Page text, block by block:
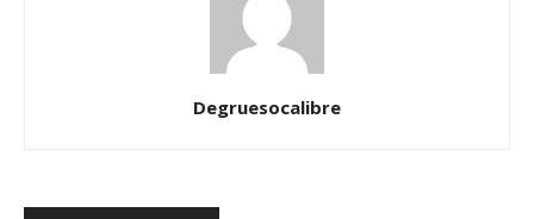
Degruesocalibre